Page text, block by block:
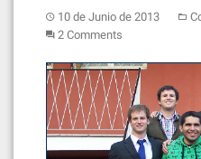
10 de Junio de 2013
2 Comments